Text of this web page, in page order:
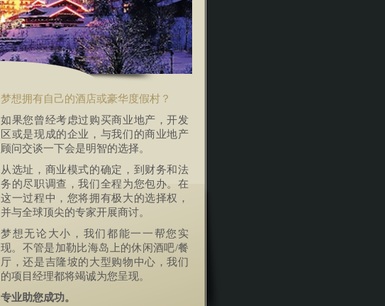
梦想拥有自己的酒店或豪华度假村？
如果您曾经考虑过购买商业地产，开发
区或是现成的企业，与我们的商业地产
顾问交谈一下会是明智的选择。
从选址，商业模式的确定，到财务和法
务的尽职调查，我们全程为您包办。在
这一过程中，您将拥有极大的选择权，
并与全球顶尖的专家开展商讨。
梦想无论大小，我们都能一一帮您实
现。不管是加勒比海岛上的休闲酒吧/餐
厅，还是吉隆坡的大型购物中心，我们
的项目经理都将竭诚为您呈现。
专业助您成功。